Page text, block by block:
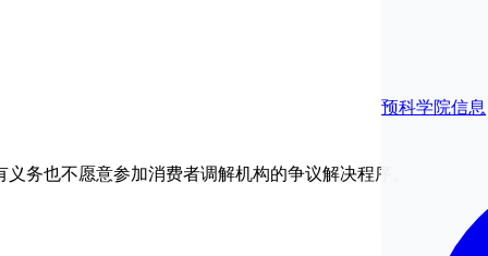
预科学院信息
务也不愿意参加消费者调解机构的争议解决程序。